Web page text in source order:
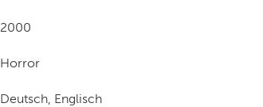
2000
Horror
Deutsch, Englisch